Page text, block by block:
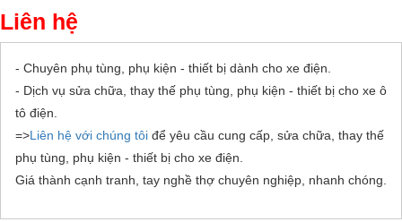
Liên hệ
- Chuyên phụ tùng, phụ kiện - thiết bị dành cho xe điện.
- Dịch vụ sửa chữa, thay thế phụ tùng, phụ kiện - thiết bị cho xe ô
tô điện.
=>Liên hệ với chúng tôi để yêu cầu cung cấp, sửa chữa, thay thế
phụ tùng, phụ kiện - thiết bị cho xe điện.
Giá thành cạnh tranh, tay nghề thợ chuyên nghiệp, nhanh chóng.